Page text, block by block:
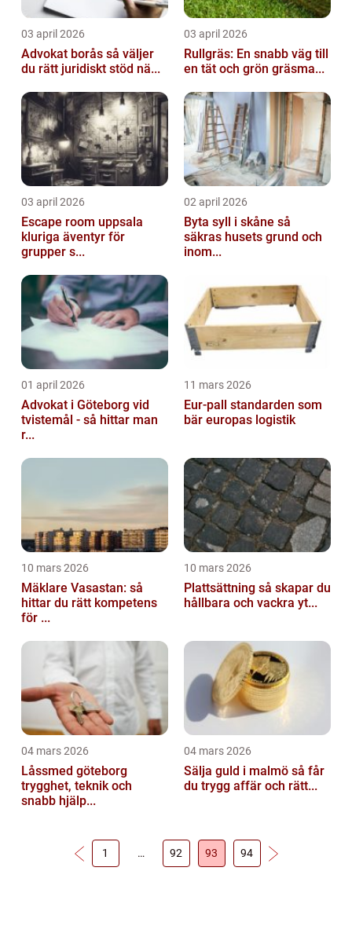
03 april 2026
Advokat borås så väljer
du rätt juridiskt stöd nä...
03 april 2026
Rullgräs: En snabb väg till
en tät och grön gräsma...
03 april 2026
Escape room uppsala
kluriga äventyr för
grupper s...
02 april 2026
Byta syll i skåne så
säkras husets grund och
inom...
01 april 2026
Advokat i Göteborg vid
tvistemål - så hittar man
r...
11 mars 2026
Eur-pall standarden som
bär europas logistik
10 mars 2026
Mäklare Vasastan: så
hittar du rätt kompetens
för ...
10 mars 2026
Plattsättning så skapar du
hållbara och vackra yt...
04 mars 2026
Låssmed göteborg
trygghet, teknik och
snabb hjälp...
04 mars 2026
Sälja guld i malmö så får
du trygg affär och rätt...
1 … 92 93 94